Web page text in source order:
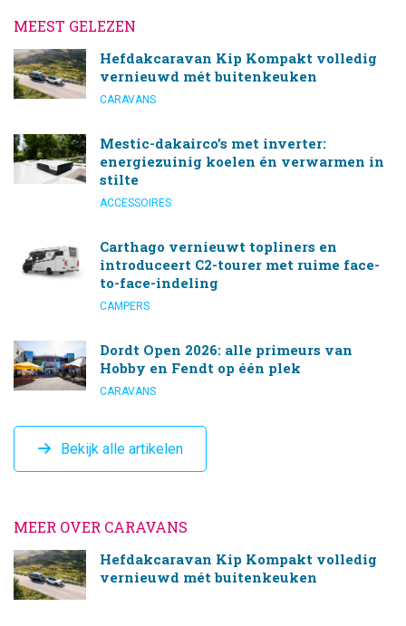
MEEST GELEZEN
Hefdakcaravan Kip Kompakt volledig
vernieuwd mét buitenkeuken
CARAVANS
Mestic-dakairco’s met inverter:
energiezuinig koelen én verwarmen in
stilte
ACCESSOIRES
Carthago vernieuwt topliners en
introduceert C2-tourer met ruime face-
to-face-indeling
CAMPERS
Dordt Open 2026: alle primeurs van
Hobby en Fendt op één plek
CARAVANS
Bekijk alle artikelen
MEER OVER CARAVANS
Hefdakcaravan Kip Kompakt volledig
vernieuwd mét buitenkeuken